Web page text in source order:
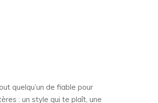
quelqu’un de fiable pour
: un style qui te plaît, une